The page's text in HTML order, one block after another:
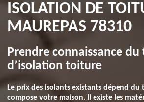
ISOLATION DE
MAUREPAS 78310
Prendre connaissance du
d’isolation toiture
Le prix des isolants existants dépend
compose votre maison. Il existe les